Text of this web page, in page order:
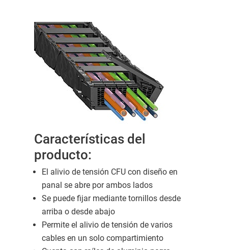
Características del
producto:
El alivio de tensión CFU con diseño en
panal se abre por ambos lados
Se puede fijar mediante tornillos desde
arriba o desde abajo
Permite el alivio de tensión de varios
cables en un solo compartimiento